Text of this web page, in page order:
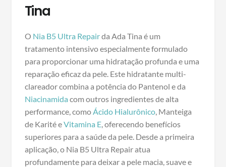
Tina
O Nia B5 Ultra Repairda Ada Tina é um
tratamento intensivo especialmente formulado
para proporcionar uma hidratação profunda e uma
reparação eficaz da pele. Este hidratante multi-
clareador combina a potência do Pantenol e da
Niacinamida com outros ingredientes de alta
performance, comoÁcido Hialurônico, Manteiga
de Karité eVitamina E, oferecendo benefícios
superiores para a saúde da pele. Desde a primeira
aplicação, o Nia B5 Ultra Repair atua
profundamente para deixar a pele macia, suave e